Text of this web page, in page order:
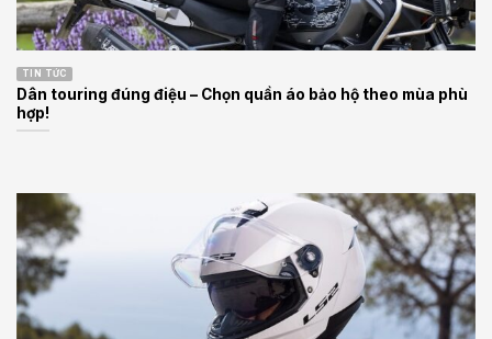
TIN TỨC
Dân touring đúng điệu – Chọn quần áo bảo hộ theo mùa phù
hợp!